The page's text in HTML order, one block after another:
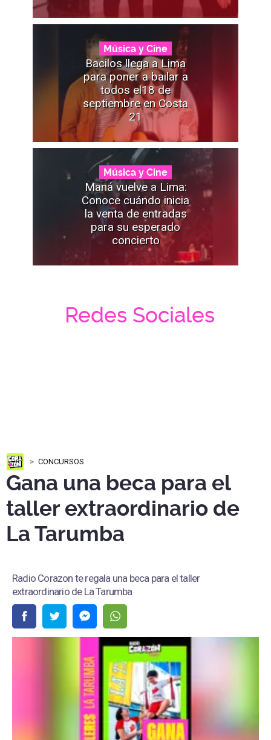
Música y Cine
Bacilos llega a Lima
para poner a bailar a
todos el18 de
septiembre en Costa
21
Música y Cine
Maná vuelve a Lima:
Conoce cuándo inicia
la venta de entradas
para su esperado
concierto
Redes Sociales
CONCURSOS
Gana una beca para el
taller extraordinario de
La Tarumba
Radio Corazon te regala una beca para el taller
extraordinario de La Tarumba